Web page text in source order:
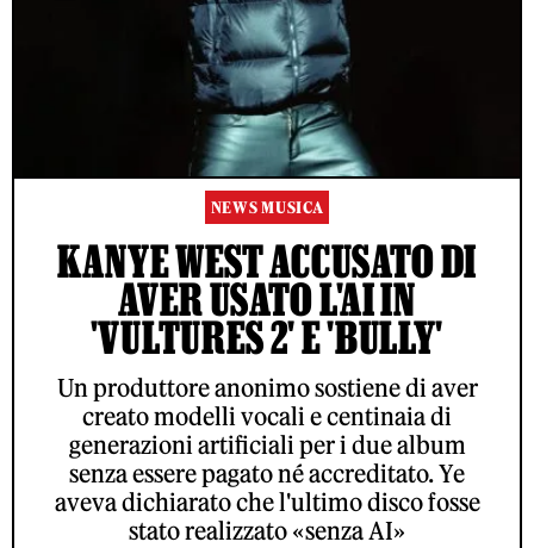
NEWS MUSICA
KANYE WEST ACCUSATO DI
AVER USATO L'AI IN
'VULTURES 2' E 'BULLY'
Un produttore anonimo sostiene di aver
creato modelli vocali e centinaia di
generazioni artificiali per i due album
senza essere pagato né accreditato. Ye
aveva dichiarato che l'ultimo disco fosse
stato realizzato «senza AI»